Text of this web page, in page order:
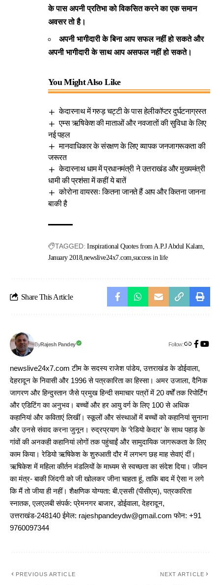
के पास अपनी प्रतिभा को विकसित करने का एक समान
अवसर तो है।
अपनी भागीदारी के बिना आप सफल नहीं हो सकते और
अपनी भागीदारी के साथ आप असफल नहीं हो सकते।
You Might Also Like
केदारनाथ में गरुड़ चट्टी के पास हेलीकॉप्टर दुर्घटनाग्रस्त
एम्स ऋषिकेश की माताओं और नवजातों की सुविधा के लिए
नई पहल
मानवाधिकार के संरक्षण के लिए व्यापक जनजागरूकता की
जरूरत
केदारनाथ धाम में प्रधानमंत्री ने उत्तराखंड और मुख्यमंत्री
धामी की प्रशंसा में कहीं ये बातें
कोरोना वायरसः कितना जानते हैं आप और कितना जानना
बाकी है
TAGGED: Inspirational Quotes from A.P.J Abdul Kalam
January 2018 newslive24x7.com success in life
Share This Article
ByRajesh Pandey Follow:
newslive24x7.com टीम के सदस्य राजेश पांडेय, उत्तराखंड के डोईवाला,
देहरादून के निवासी और 1996 से पत्रकारिता का हिस्सा। अमर उजाला, दैनिक
जागरण और हिन्दुस्तान जैसे प्रमुख हिन्दी समाचार पत्रों में 20 वर्षों तक रिपोर्टिंग
और एडिटिंग का अनुभव। बच्चों और हर आयु वर्ग के लिए 100 से अधिक
कहानियां और कविताएं लिखीं। स्कूलों और संस्थाओं में बच्चों को कहानियां सुनाना
और उनसे संवाद करना जुनून। रुद्रप्रयाग के ‘रेडियो केदार’ के साथ पहाड़ के
गांवों की अनकही कहानियां लोगों तक पहुंचाईं और सामुदायिक जागरूकता के लिए
काम किया। रेडियो ऋषिकेश के शुरुआती दौर में लगभग छह माह सेवाएं दीं।
ऋषिकेश में महिला कीर्तन मंडलियों के माध्यम से स्वच्छता का संदेश दिया। जीवन
का मंत्र- बाकी जिंदगी को जी खोलकर जीना चाहता हूं, ताकि बाद में ऐसा न लगे
कि मैं तो जीया ही नहीं। शैक्षणिक योग्यता: बी.एससी (पीसीएम), पत्रकारिता
स्नातक, एलएलबी संपर्क: प्रेमनगर बाजार, डोईवाला, देहरादून,
उत्तराखंड-248140 ईमेल: rajeshpandeydw@gmail.com फोन: +91
9760097344
PREVIOUS ARTICLE NEXT ARTICLE